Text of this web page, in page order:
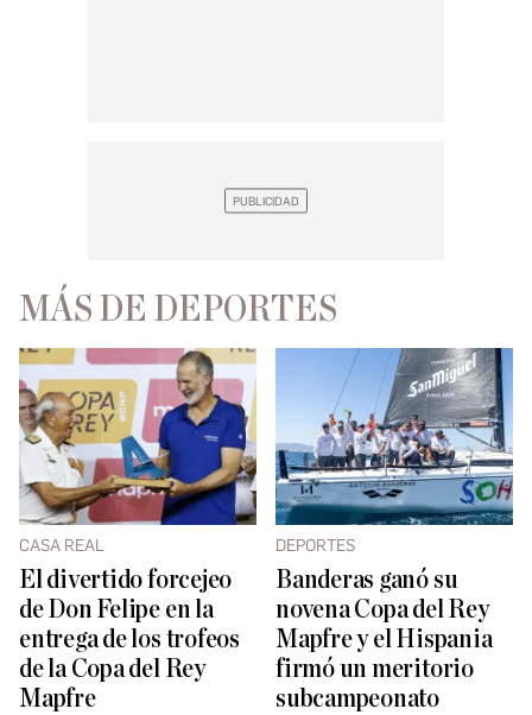
MÁS DE DEPORTES
CASA REAL
El divertido forcejeo
de Don Felipe en la
entrega de los trofeos
de la Copa del Rey
Mapfre
DEPORTES
Banderas ganó su
novena Copa del Rey
Mapfre y el Hispania
firmó un meritorio
subcampeonato